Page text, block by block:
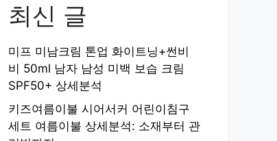
최신 글
미프 미남크림 톤업 화이트닝+썬비
비 50ml 남자 남성 미백 보습 크림
SPF50+ 상세분석
키즈여름이불 시어서커 어린이침구
세트 여름이불 상세분석: 소재부터 관